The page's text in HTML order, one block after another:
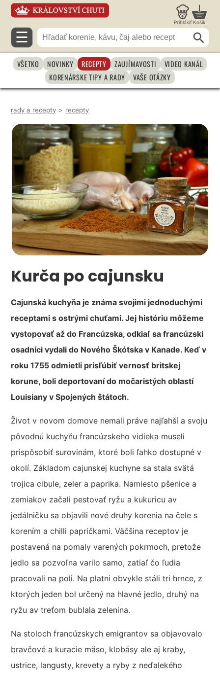
Prihlásiť Košík
☰
VŠETKO NOVINKY RECEPTY ZAUJÍMAVOSTI
VIDEO KANÁL
KORENÁRSKE TIPY A RADY
VAŠE OTÁZKY
rady a recepty > recepty
Kurča po cajunsku
Cajunská kuchyňa je známa svojimi jednoduchými
receptami s ostrými chuťami. Jej históriu môžeme
vystopovať až do Francúzska, odkiaľ sa francúzski
osadníci vydali do Nového Škótska v Kanade. Keď v
roku 1755 odmietli prisľúbiť vernosť britskej
korune, boli deportovaní do močaristých oblastí
Louisiany v Spojených štátoch.
Život v novom domove nemali práve najľahší a svoju
pôvodnú kuchyňu francúzskeho vidieka museli
prispôsobiť surovinám, ktoré boli ľahko dostupné v
okolí. Základom cajunskej kuchyne sa stala svätá
trojica cibule, zeler a paprika. Namiesto pšenice a
zemiakov začali pestovať ryžu a kukuricu av
jedálničku sa objavili nové druhy korenia na čele s
korením a chilli papričkami. Väčšina receptov je
postavená na pomaly varených pokrmoch, pretože
jedlo sa pozvoľna varilo samo, zatiaľ čo ľudia
pracovali na poli. Na platni obvykle stáli tri hrnce, z
ktorých jeden bol určený na hlavné jedlo, druhý na
ryžu av treťom bublala zelenina.
Na stoloch francúzskych emigrantov sa objavovalo
bravčové a kuracie mäso, klobásy ale aj kraby,
ustrice, langusty, krevety a ryby z neďalekého